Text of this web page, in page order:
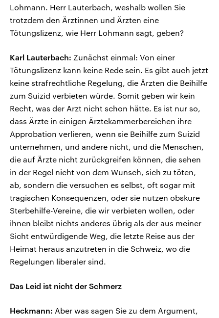
Lohmann. Herr Lauterbach, weshalb wollen Sie
trotzdem den Ärztinnen und Ärzten eine
Tötungslizenz, wie Herr Lohmann sagt, geben?
Karl Lauterbach: Zunächst einmal: Von einer
Tötungslizenz kann keine Rede sein. Es gibt auch jetzt
keine strafrechtliche Regelung, die Ärzten die Beihilfe
zum Suizid verbieten würde. Somit geben wir kein
Recht, was der Arzt nicht schon hätte. Es ist nur so,
dass Ärzte in einigen Ärztekammerbereichen ihre
Approbation verlieren, wenn sie Beihilfe zum Suizid
unternehmen, und andere nicht, und die Menschen,
die auf Ärzte nicht zurückgreifen können, die sehen
in der Regel nicht von dem Wunsch, sich zu töten,
ab, sondern die versuchen es selbst, oft sogar mit
tragischen Konsequenzen, oder sie nutzen obskure
Sterbehilfe-Vereine, die wir verbieten wollen, oder
ihnen bleibt nichts anderes übrig als der aus meiner
Sicht entwürdigende Weg, die letzte Reise aus der
Heimat heraus anzutreten in die Schweiz, wo die
Regelungen liberaler sind.
Das Leid ist nicht der Schmerz
Heckmann: Aber was sagen Sie zu dem Argument,